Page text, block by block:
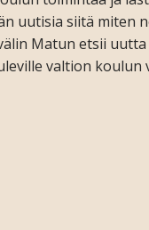
uutisia siitä miten
Matun etsii
valtion koulun